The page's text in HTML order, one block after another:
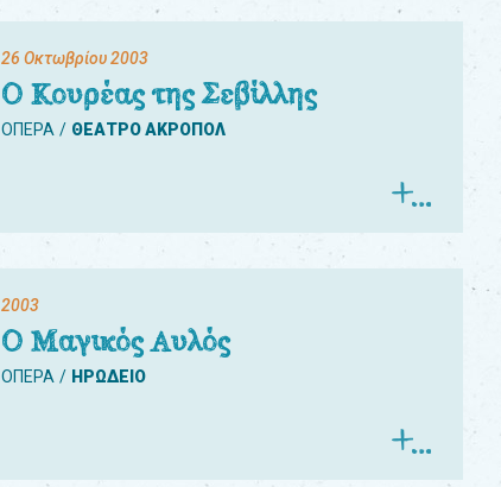
26 Οκτωβρίου 2003
Ο Κουρέας της Σεβίλλης
ΟΠΕΡΑ ΘΕΑΤΡΟ ΑΚΡΟΠΟΛ
2003
Ο Μαγικός Αυλός
ΟΠΕΡΑ ΗΡΩΔΕΙΟ